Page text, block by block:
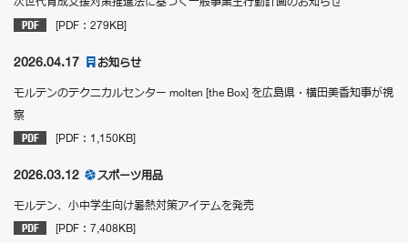
[PDF：279KB]
2026.04.17 お知らせ
モルテンのテクニカルセンター molten [the Box] を広島県・横田美香知事が視
察
[PDF：1,150KB]
2026.03.12 スポーツ用品
モルテン、小中学生向け暑熱対策アイテムを発売
[PDF：7,408KB]